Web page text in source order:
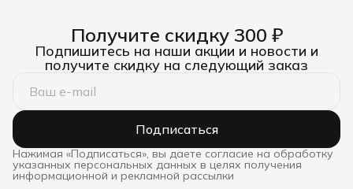
Получите скидку 300 ₽
Подпишитесь на наши акции и новости и
получите скидку на следующий заказ
Подписаться
Нажимая «Подписаться», вы даете согласие на обработку
указанных персональных данных в целях получения
информационной и рекламной рассылки